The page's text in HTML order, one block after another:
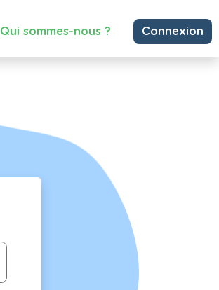
Qui sommes-nous ? Connexion